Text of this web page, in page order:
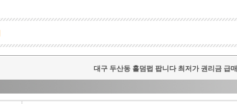
대구 두산동 홀덤펍 팝니다 최저가 권리금 급매